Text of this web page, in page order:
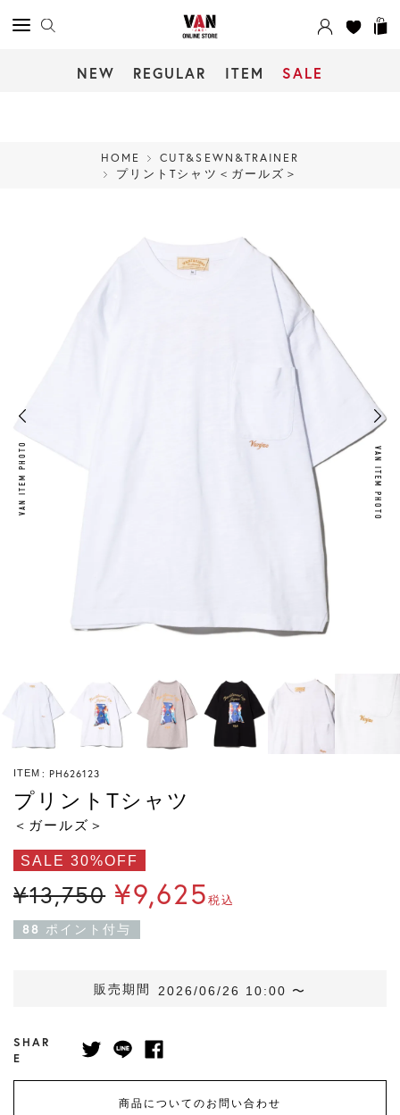
NEW REGULAR ITEM SALE
HOME
CUT&SEWN&TRAINER
プリントTシャツ＜ガールズ＞
VAN ITEM PHOTO
VAN ITEM PHOTO
ITEM PH626123
プリントTシャツ
＜ガールズ＞
SALE 30%OFF
¥13,750 ¥9,625税込
88 ポイント付与
販売期間 2026/06/26 10:00 〜
SHAR
E
商品についてのお問い合わせ